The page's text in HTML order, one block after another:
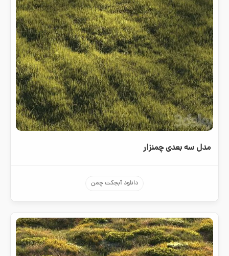
مدل سه بعدی چمنزار
دانلود آبجکت چمن